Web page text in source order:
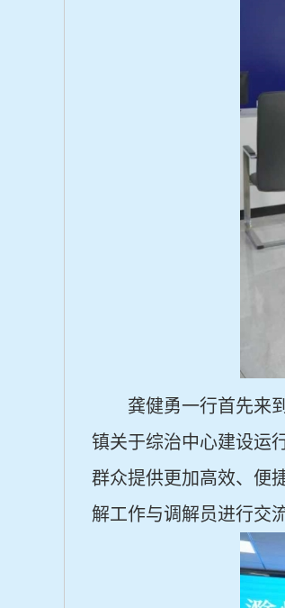
龚健勇一行首先来
镇关于综治中心建设运
群众提供更加高效、便
解工作与调解员进行交流